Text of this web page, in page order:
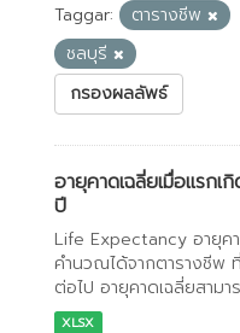
Taggar:
ตารางชีพ
ชลบุรี
กรองผลลัพธ์
อายุคาดเฉลี่ยเมื่อแรกเ
ปี
Life Expectancy อายุค
คำนวณได้จากตารางชีพ
ต่อไป อายุคาดเฉลี่ยสาม
XLSX